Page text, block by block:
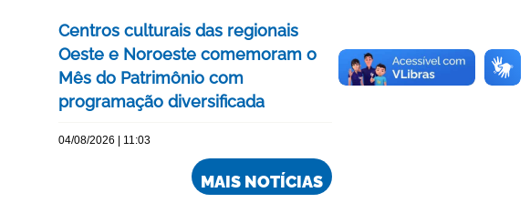
Centros culturais das regionais
Oeste e Noroeste comemoram o
Mês do Patrimônio com
programação diversificada
04/08/2026 | 11:03
MAIS NOTÍCIAS